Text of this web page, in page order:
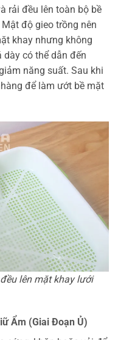
rải đều lên toàn bộ bề
độ gieo trồng nên
khay nhưng không
dày có thể dẫn đến
năng suất. Sau khi
để làm ướt bề mặt
lên mặt khay lưới
Ẩm (Giai Đoạn Ủ)